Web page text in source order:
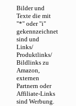
Bilder und
Texte die mit
"*" oder "i"
gekennzeichnet
sind und
Links/
Produktlinks/
Bildlinks zu
Amazon,
externen
Partnern oder
Affiliate-Links
sind Werbung.